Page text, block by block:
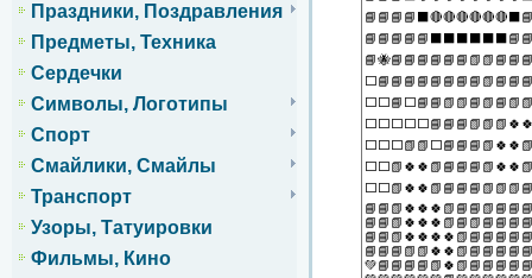
Праздники, Поздравления
Предметы, Техника
Сердечки
Символы, Логотипы
Спорт
Смайлики, Смайлы
Транспорт
Узоры, Татуировки
Фильмы, Кино